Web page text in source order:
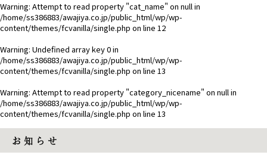
Warning: Attempt to read property "cat_name" on null in
/home/ss386883/awajiya.co.jp/public_html/wp/wp-
content/themes/fcvanilla/single.php on line 12
Warning: Undefined array key 0 in
/home/ss386883/awajiya.co.jp/public_html/wp/wp-
content/themes/fcvanilla/single.php on line 13
Warning: Attempt to read property "category_nicename" on null in
/home/ss386883/awajiya.co.jp/public_html/wp/wp-
content/themes/fcvanilla/single.php on line 13
お 知 ら せ